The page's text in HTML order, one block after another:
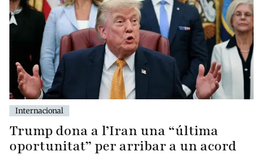
Internacional
Trump dona a l’Iran una “última
oportunitat” per arribar a un acord